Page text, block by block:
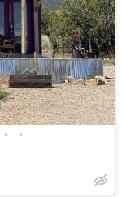
• •